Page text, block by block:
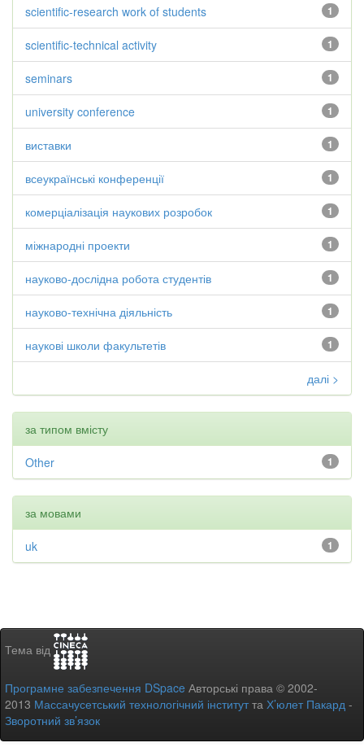
1
scientific-research work of students
1
scientific-technical activity
1
seminars
1
university conference
1
виставки
1
всеукраїнські конференції
1
комерціалізація наукових розробок
1
міжнародні проекти
1
науково-дослідна робота студентів
1
науково-технічна діяльність
1
наукові школи факультетів
далі >
за типом вмісту
1
Other
за мовами
1
uk
Тема від
Програмне забезпечення DSpace Авторські права © 2002-
2013 Массачусетський технологічний інститутта Х’юлет Пакард -
Зворотний зв’язок